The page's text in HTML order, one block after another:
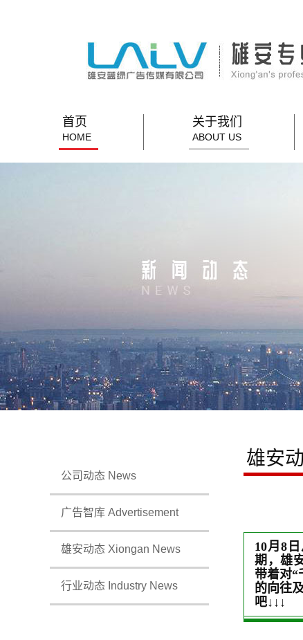
首页
HOME
关于我们
ABOUT US
公司动态 News
广告智库 Advertisement
雄安动态 Xiongan News
行业动态 Industry News
雄安
10月8
期，雄
带着对“
的向往
吧↓ ↓ ↓